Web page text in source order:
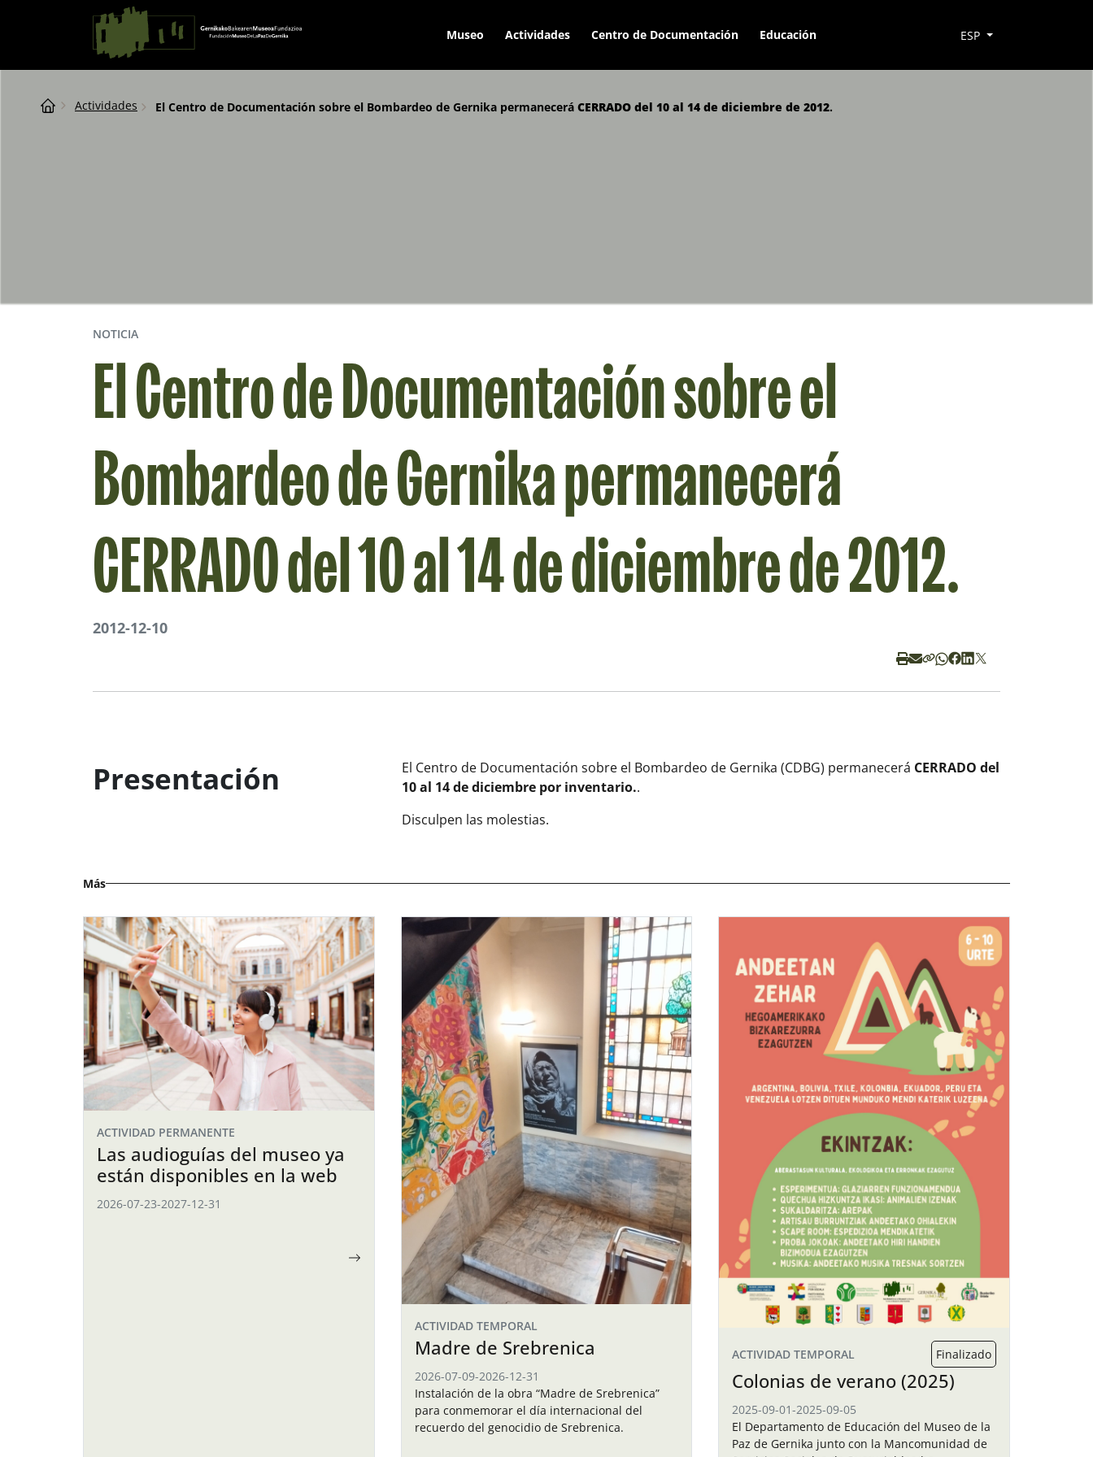
Saltar al contingut
Navegación principal
Museo Actividades Centro de Documentación Educación ESP
Breadcrumb
Actividades El Centro de Documentación sobre el Bombardeo de Gernika permanecerá CERRADO del 10 al 14 de diciembre de 2012.
NOTICIA
El Centro de Documentación sobre el
Bombardeo de Gernika permanecerá
CERRADO del 10 al 14 de diciembre de 2012.
2012-12-10
Presentación El Centro de Documentación sobre el Bombardeo de Gernika (CDBG) permanecerá CERRADO del
10 al 14 de diciembre por inventario..
Disculpen las molestias.
Más
ACTIVIDAD PERMANENTE
Las audioguías del museo ya
están disponibles en la web
2026-07-23-2027-12-31
ACTIVIDAD TEMPORAL
Madre de Srebrenica
2026-07-09-2026-12-31
Instalación de la obra “Madre de Srebrenica”
para conmemorar el día internacional del
recuerdo del genocidio de Srebrenica.
ACTIVIDAD TEMPORAL Finalizado
Colonias de verano (2025)
2025-09-01-2025-09-05
El Departamento de Educación del Museo de la
Paz de Gernika junto con la Mancomunidad de